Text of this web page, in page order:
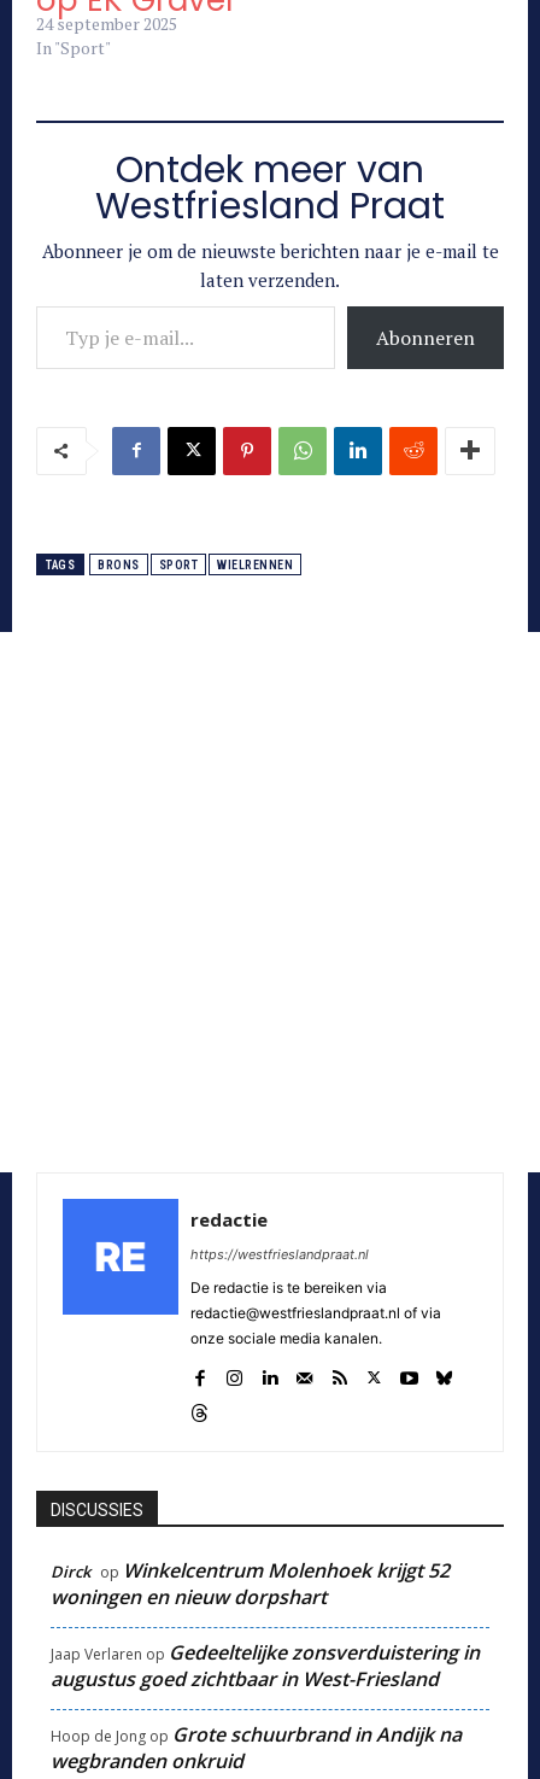
24 september 2025
In "Sport"
Ontdek meer van
Westfriesland Praat
Abonneer je om de nieuwste berichten naar je e-mail te
laten verzenden.
Typ je e-mail...
Abonneren
TAGS BRONS SPORT WIELRENNEN
redactie
https://westfrieslandpraat.nl
De redactie is te bereiken via
redactie@westfrieslandpraat.nl of via
onze sociale media kanalen.
DISCUSSIES
Dirck op Winkelcentrum Molenhoek krijgt 52
woningen en nieuw dorpshart
Jaap Verlaren op Gedeeltelijke zonsverduistering in
augustus goed zichtbaar in West-Friesland
Hoop de Jong op Grote schuurbrand in Andijk na
wegbranden onkruid